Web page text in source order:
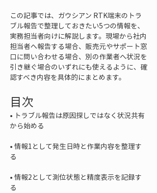
この記事では、ガウシアン RTK端末のトラ
ブル報告で整理しておきたい5つの情報を、
実務担当者向けに解説します。現場から社内
担当者へ報告する場合、販売元やサポート窓
口に問い合わせる場合、別の作業者へ状況を
引き継ぐ場合のいずれにも使えるように、確
認すべき内容を具体的にまとめます。
目次
• トラブル報告は原因探しではなく状況共有
• 情報1として発生日時と作業内容を整理す
• 情報2として測位状態と精度表示を記録す